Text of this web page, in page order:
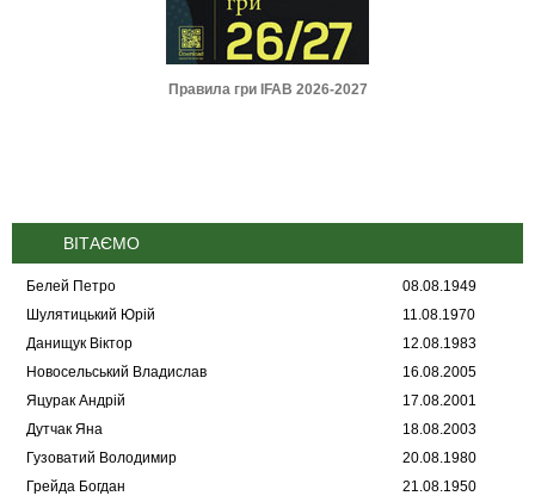
Правила гри IFAB 2026-2027
ВІТАЄМО
Белей Петро
08.08.1949
Шулятицький Юрій
11.08.1970
Данищук Віктор
12.08.1983
Новосельський Владислав
16.08.2005
Яцурак Андрій
17.08.2001
Дутчак Яна
18.08.2003
Гузоватий Володимир
20.08.1980
Грейда Богдан
21.08.1950